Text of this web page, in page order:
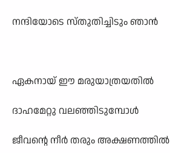
നന്ദിയോടെ സ്തുതിച്ചിടും ഞാന്‍
ഏകനായ് ഈ മരുയാത്രയതില്‍
ദാഹമേറ്റു വലഞ്ഞിടുമ്പോള്‍
ജീവന്റെ നീര്‍ തരും അക്ഷണത്തില്‍